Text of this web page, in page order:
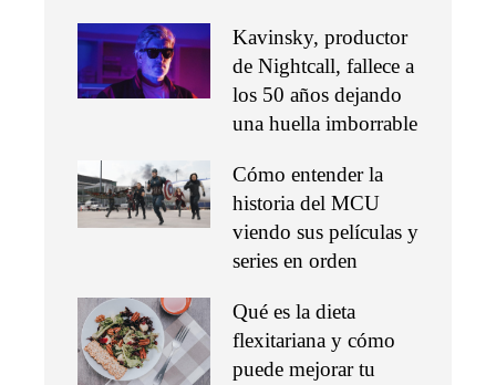
Kavinsky, productor
de Nightcall, fallece a
los 50 años dejando
una huella imborrable
Cómo entender la
historia del MCU
viendo sus películas y
series en orden
Qué es la dieta
flexitariana y cómo
puede mejorar tu